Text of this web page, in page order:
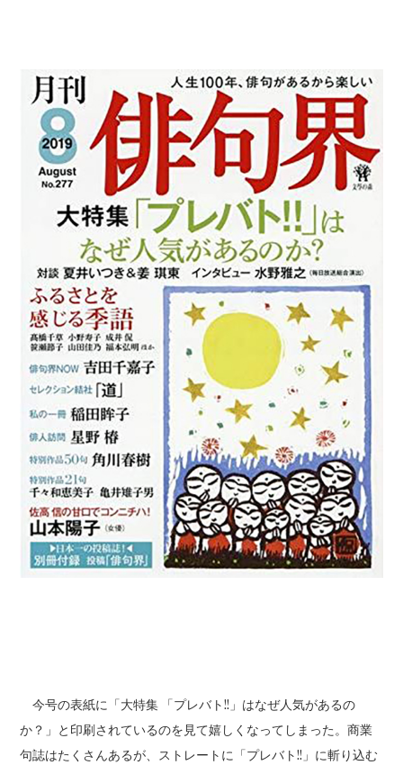
今号の表紙に「大特集 「プレバト!!」はなぜ人気があるの
か？」と印刷されているのを見て嬉しくなってしまった。商業
句誌はたくさんあるが、ストレートに「プレバト!!」に斬り込む